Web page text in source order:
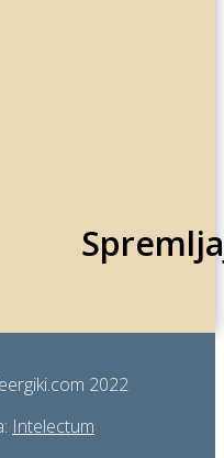
2022
Intelectum